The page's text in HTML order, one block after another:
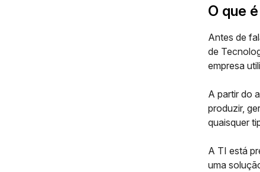
O que
Antes de
de
empresa
A partir do
produzir,
quaisquer
A TI está
uma